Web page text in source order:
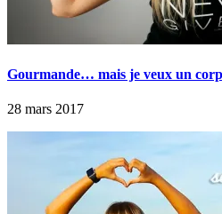
Gourmande… mais je veux un
28 mars 2017